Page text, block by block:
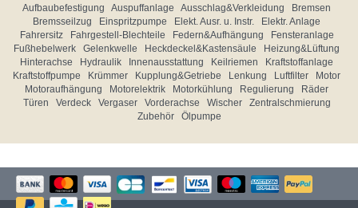
Aufbaubefestigung Auspuffanlage Ausschlag&Verkleidung
Bremsen
Bremsseilzug
Einspritzpumpe Elekt. Ausr. u. Instr.
Elektr. Anlage
Fahrersitz
Fahrgestell-Blechteile Federn&Aufhängung
Fensteranlage
Fußhebelwerk
Gelenkwelle Heckdeckel&Kastensäule
Heizung&Lüftung
Hinterachse
Hydraulik Innenausstattung Keilriemen
Kraftstoffanlage
Kraftstoffpumpe
Krümmer Kupplung&Getriebe Lenkung Luftfilter
Motor
Motoraufhängung
Motorelektrik Motorkühlung Regulierung
Räder
Türen
Verdeck Vergaser Vorderachse Wischer
Zentralschmierung
Zubehör
Ölpumpe